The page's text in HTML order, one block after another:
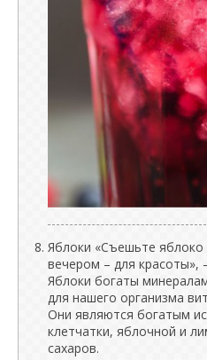
Яблоки «Съешьте
вечером – для красоты»,
Яблоки богаты
для нашего организма
Они являются богатым
клетчатки, яблочной и
сахаров.